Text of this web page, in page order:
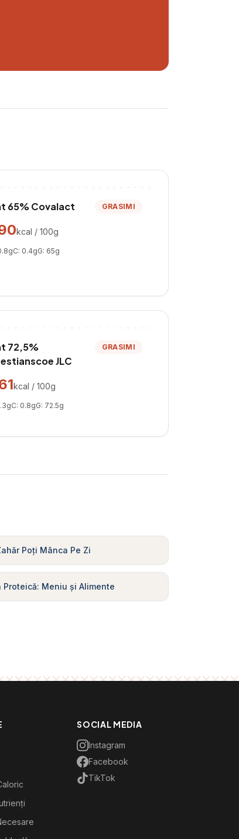
65% Covalact GRASIMI
kcal / 100g
gC: 0.4gG: 65g
72,5%
JLC
GRASIMI
kcal / 100g
gC: 0.8gG: 72.5g
Poți Mânca Pe Zi
Proteică: Meniu și Alimente
SOCIAL MEDIA
Instagram
Facebook
TikTok